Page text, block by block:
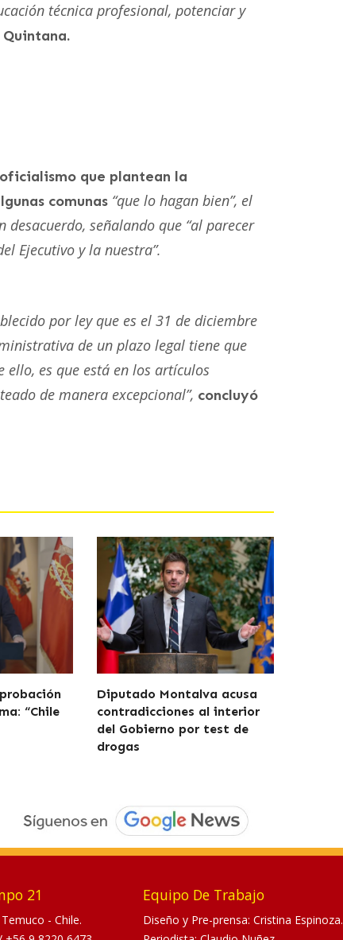
técnica profesional, potenciar y
que plantean la
comunas “que lo hagan bien”, el
señalando que “al parecer
Ejecutivo y la nuestra”.
por ley que es el 31 de diciembre
de un plazo legal tiene que
ello, es que está en los artículos
de manera excepcional”, concluyó
“Chile
Diputado Montalva acusa
contradicciones al interior
del Gobierno por test de
drogas
21
- Chile.
Equipo De Trabajo
Diseño y Pre-prensa: Cristina Espinoza.